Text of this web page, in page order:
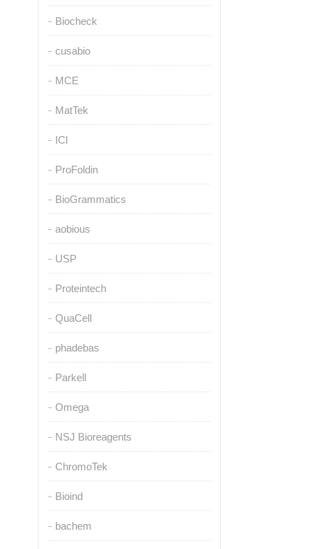
Biocheck
cusabio
MCE
MatTek
ICl
ProFoldin
BioGrammatics
aobious
USP
Proteintech
QuaCell
phadebas
Parkell
Omega
NSJ Bioreagents
ChromoTek
Bioind
bachem